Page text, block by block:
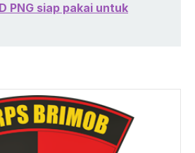
PNG siap pakai untuk